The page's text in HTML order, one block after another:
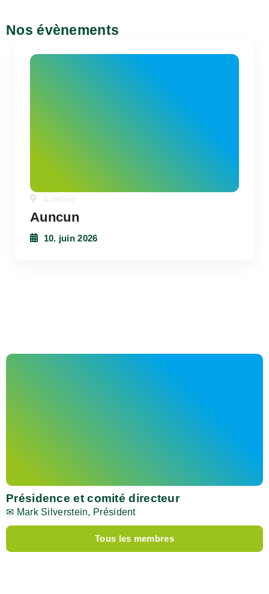
Nos évènements
A définir
Auncun
10. juin 2026
Présidence et comité directeur
✉ Mark Silverstein, Président
Tous les membres